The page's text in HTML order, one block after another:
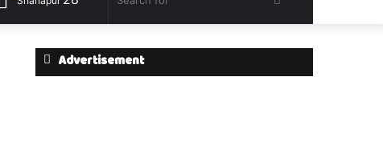
for
Advertisement